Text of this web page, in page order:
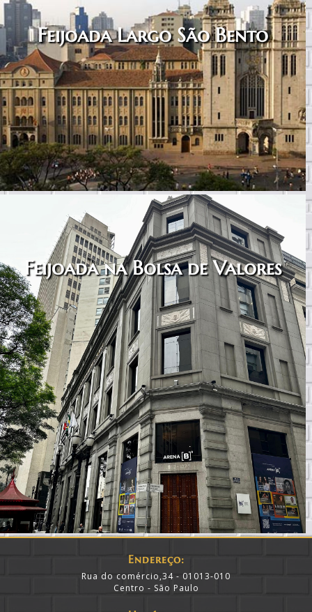
Feijoada Largo São Bento
Feijoada na Bolsa de Valores
Endereço:
Rua do comércio,34 - 01013-010
Centro - São Paulo